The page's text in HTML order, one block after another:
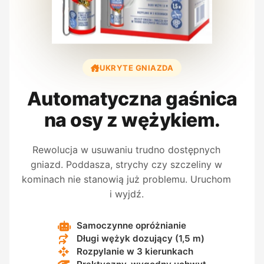
UKRYTE GNIAZDA
Automatyczna gaśnica
na osy z wężykiem.
Rewolucja w usuwaniu trudno dostępnych
gniazd. Poddasza, strychy czy szczeliny w
kominach nie stanowią już problemu. Uruchom
i wyjdź.
Samoczynne opróżnianie
Długi wężyk dozujący (1,5 m)
Rozpylanie w 3 kierunkach